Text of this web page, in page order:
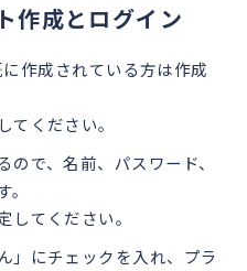
成とログイン
作成されている方は作成
ください。
で、名前、パスワード、
てください。
」にチェックを入れ、プラ